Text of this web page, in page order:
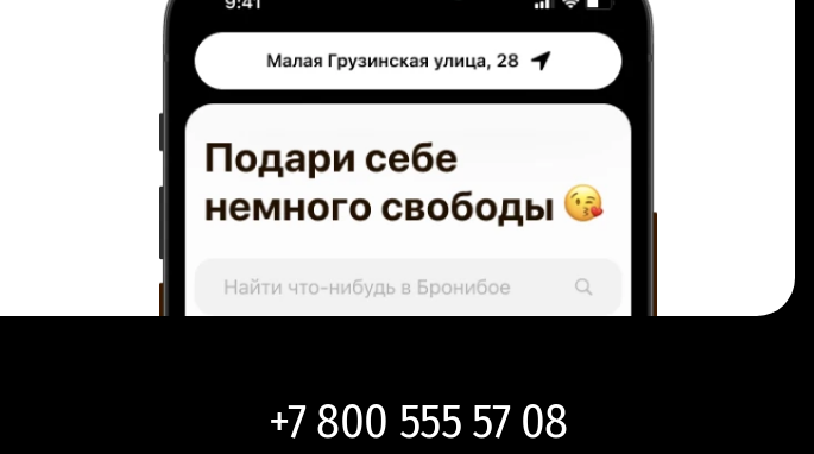
+7 800 555 57 08